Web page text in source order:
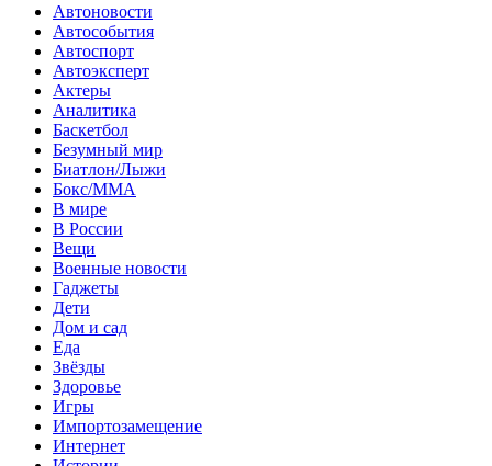
Автоновости
Автособытия
Автоспорт
Автоэксперт
Актеры
Аналитика
Баскетбол
Безумный мир
Биатлон/Лыжи
Бокс/MMA
В мире
В России
Вещи
Военные новости
Гаджеты
Дети
Дом и сад
Еда
Звёзды
Здоровье
Игры
Импортозамещение
Интернет